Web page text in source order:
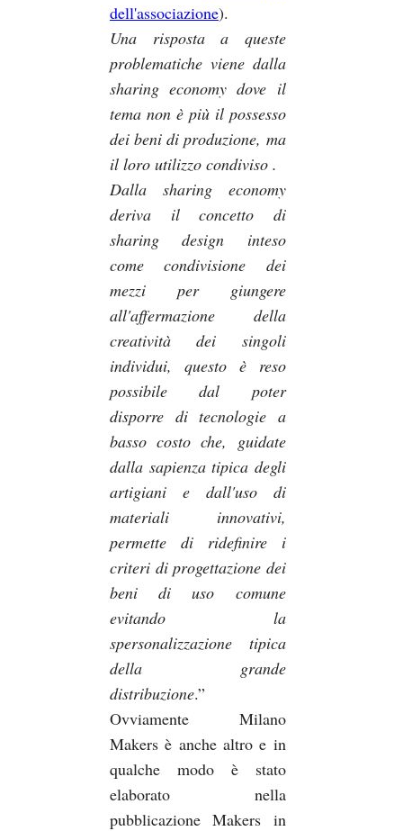
dell'associazione).
Una risposta a queste
problematiche viene dalla
sharing economy dove il
tema non è più il possesso
dei beni di produzione, ma
il loro utilizzo condiviso .
Dalla sharing economy
deriva il concetto di
sharing design inteso
come condivisione dei
mezzi per giungere
all'affermazione della
creatività dei singoli
individui, questo è reso
possibile dal poter
disporre di tecnologie a
basso costo che, guidate
dalla sapienza tipica degli
artigiani e dall'uso di
materiali innovativi,
permette di ridefinire i
criteri di progettazione dei
beni di uso comune
evitando la
spersonalizzazione tipica
della grande
distribuzione.”
Ovviamente Milano
Makers è anche altro e in
qualche modo è stato
elaborato nella
pubblicazione Makers in